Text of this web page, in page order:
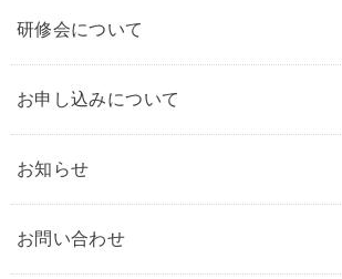
研修会について
お申し込みについて
お知らせ
お問い合わせ